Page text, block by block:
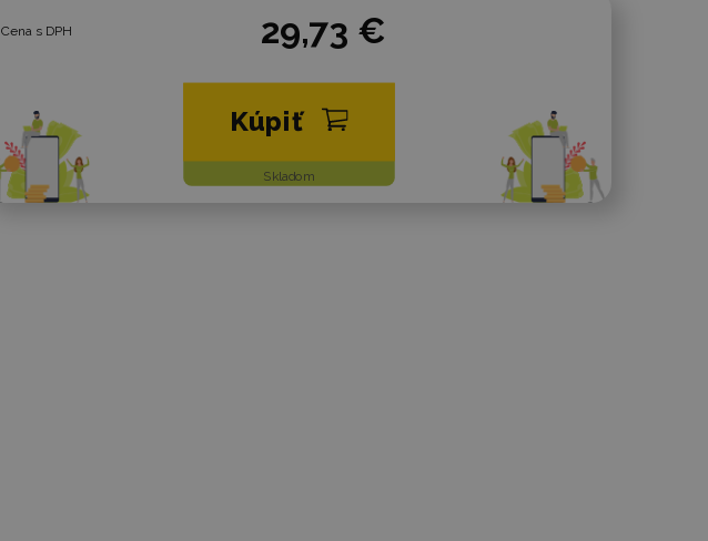
Cena s DPH 29,73 €
Skladom
Kúpiť